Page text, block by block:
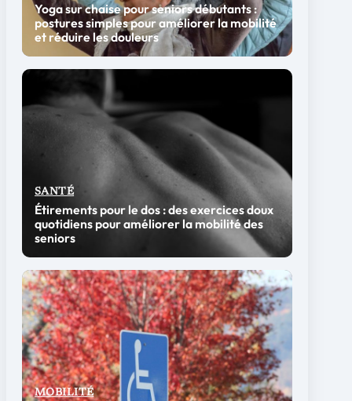
Yoga sur chaise pour seniors débutants :
postures simples pour améliorer la mobilité
et réduire les douleurs
SANTÉ
Étirements pour le dos : des exercices doux
quotidiens pour améliorer la mobilité des
seniors
MOBILITÉ